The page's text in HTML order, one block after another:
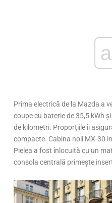
Prima electrică de la Mazda a
coupe cu baterie de 35,5 kWh
de kilometri. Proporțiile îi
compacte. Cabina noii MX-30
Pielea a fost înlocuită cu un
consola centrală primește